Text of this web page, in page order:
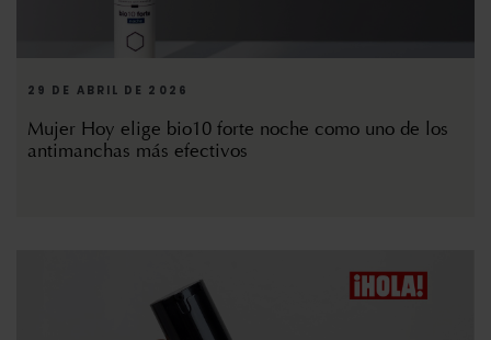
29 DE ABRIL DE 2026
Mujer Hoy elige bio10 forte noche como uno de los
antimanchas más efectivos